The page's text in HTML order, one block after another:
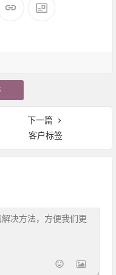
下一篇
客户标签